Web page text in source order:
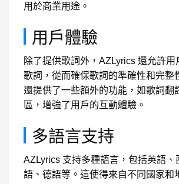
用於商業用途。
用戶體驗
除了提供歌詞外，AZLyrics 還允許用
歌詞，從而確保歌詞的準確性和完整
還提供了一些額外的功能，如歌詞翻
區，增強了用戶的互動體驗。
多語言支持
AZLyrics 支持多種語言，包括英語、
語、德語等。這使得來自不同國家和